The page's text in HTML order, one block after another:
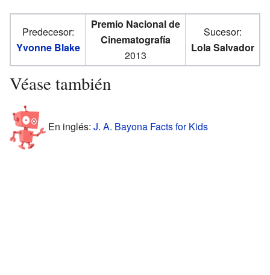
Predecesor:
Yvonne Blake
Premio Nacional de
Cinematografía
2013
Sucesor:
Lola Salvador
Véase también
En inglés: J. A. Bayona Facts for Kids